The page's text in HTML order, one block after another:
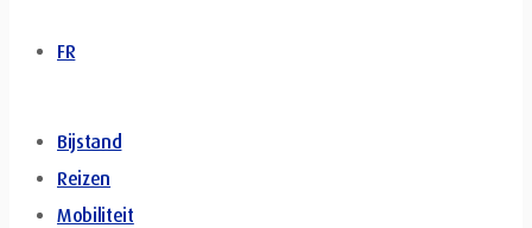
FR
Bijstand
Reizen
Mobiliteit